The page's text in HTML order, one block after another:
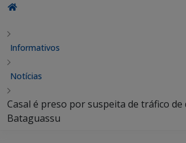
Informativos
Notícias
Casal é preso por suspeita de tráfico de
Bataguassu